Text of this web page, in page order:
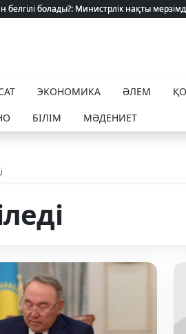
белгілі болады?: Министрлік нақты
белгілі болады?: Министрлік нақты
ЭКОНОМИКА ӘЛЕМ
БІЛІМ МӘДЕНИЕТ